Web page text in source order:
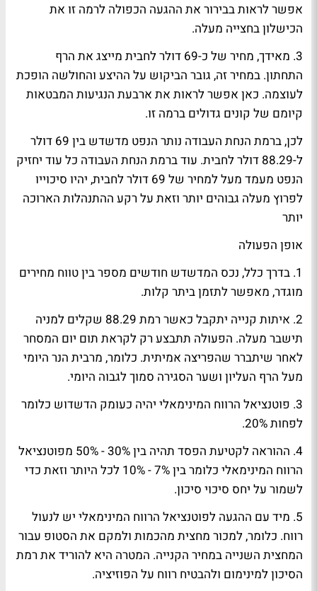
אפשר לראות בבירור את ההגעה הכפולה לרמה זו את
הכישלון בחצייה מעלה.
3. מאידך, מחיר של כ-69 דולר לחבית מייצג את הרף
התחתון. במחיר זה, גובר הביקוש על ההיצע והחולשה הופכת
לעוצמה. כאן אפשר לראות את ארבעת הנגיעות המבטאות
קיומם של קונים גדולים ברמה זו.
לכן, ברמת הנחת העבודה נותר הנפט מדשדש בין 69 דולר
ל-88.29 דולר לחבית. עוד ברמת הנחת העבודה כל עוד יחזיק
הנפט מעמד מעל למחיר של 69 דולר לחבית, יהיו סיכוייו
לפרוץ מעלה גבוהים יותר וזאת על רקע ההתנהלות הארוכה
יותר
אופן הפעולה
1. בדרך כלל, נכס המדשדש חודשים מספר בין טווח מחירים
מוגדר, מאפשר לתזמן ביתר קלות.
2. איתות קנייה יתקבל כאשר רמת 88.29 שקלים למניה
תישבר מעלה. הפעולה תתבצע רק לקראת תום יום המסחר
לאחר שיתברר שהפריצה אמיתית. כלומר, מרבית הנר היומי
מעל הרף העליון ושער הסגירה סמוך לגבוה היומי.
3. פוטנציאל הרווח המינימאלי יהיה כעומק הדשדוש כלומר
לפחות 20%.
4. ההוראה לקטיעת הפסד תהיה בין 30% - 50% מפוטנציאל
הרווח המינימאלי כלומר בין 7% - 10% לכל היותר וזאת כדי
לשמור על יחס סיכוי סיכון.
5. מיד עם ההגעה לפוטנציאל הרווח המינימאלי יש לנעול
רווח. כלומר, למכור מחצית מהכמות ולמקם את הסטופ עבור
המחצית השנייה במחיר הקנייה. המטרה היא להוריד את רמת
הסיכון למינימום ולהבטיח רווח על הפוזיציה.